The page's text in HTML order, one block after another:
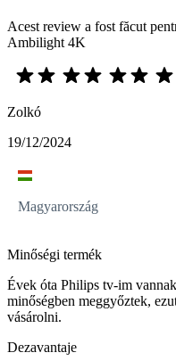
Acest review a fost făcut
Ambilight 4K
Zolkó
19/12/2024
Magyarország
Minőségi termék
Évek óta Philips tv-im
minőségben meggyőztek,
vásárolni.
Dezavantaje